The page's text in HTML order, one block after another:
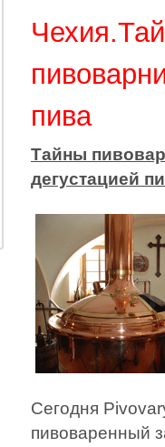
пива
Тайны
дегустацией
Сегодня
пивоваренный